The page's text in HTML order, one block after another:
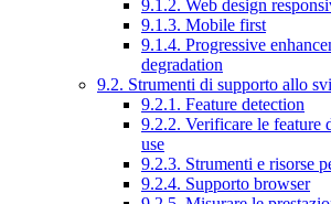
9.1.2. Web design
9.1.3. Mobile first
9.1.4. Progressive
degradation
9.2. Strumenti di supporto allo
9.2.1. Feature detection
9.2.2. Verificare le feature
use
9.2.3. Strumenti e risorse
9.2.4. Supporto browser